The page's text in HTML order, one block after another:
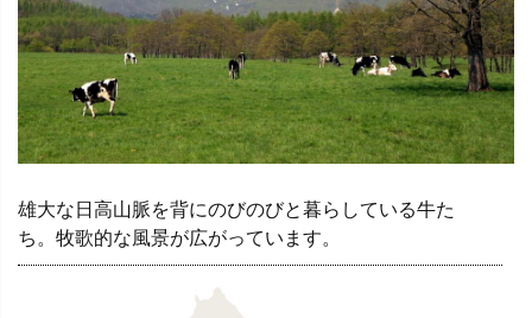
雄大な日高山脈を背にのびのびと暮らしている牛た
ち。牧歌的な風景が広がっています。